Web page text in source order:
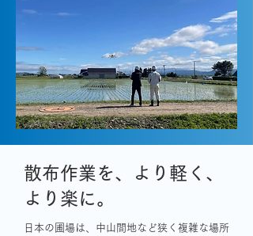
散布作業を、より軽く、
より楽に。​
日本の圃場は、中山間地など狭く複雑な場所